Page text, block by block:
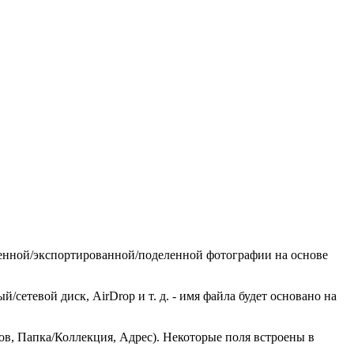
экспортированной/поделенной фотографии на основе
диск, AirDrop и т. д. - имя файла будет основано на
Папка/Коллекция, Адрес). Некоторые поля встроены в